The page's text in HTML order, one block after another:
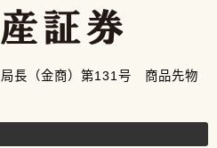
長（金商）第131号 商品先物